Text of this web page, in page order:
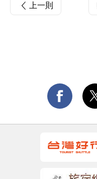
上一則